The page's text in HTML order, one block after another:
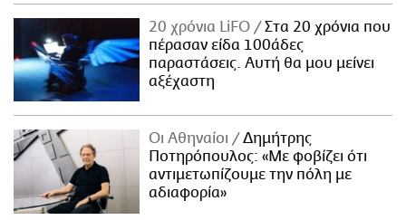
20 χρόνια LiFO
Στα 20 χρόνια που
πέρασαν είδα 100άδες
παραστάσεις. Αυτή θα μου μείνει
αξέχαστη
Οι Αθηναίοι
Δημήτρης
Ποτηρόπουλος: «Με φοβίζει ότι
αντιμετωπίζουμε την πόλη με
αδιαφορία»